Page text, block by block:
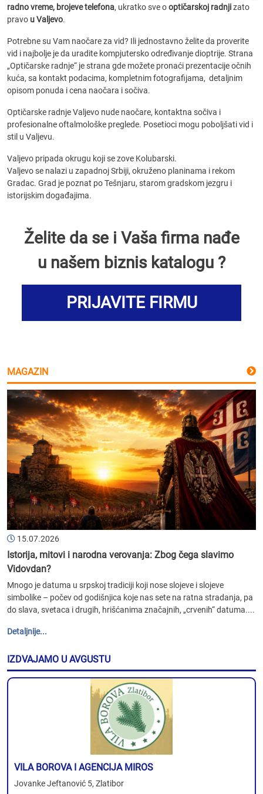
radno vreme, brojeve telefona, ukratko sve ooptičarskoj radnjizato
pravo u Valjevo.
Potrebne su Vam naočare za vid? Ili jednostavno želite da proverite
vid i najbolje je da uradite kompjutersko određivanje dioptrije. Strana
„Optičarske radnje“ je strana gde možete pronaći prezentacije očnih
kuća, sa kontakt podacima, kompletnim fotografijama, detaljnim
opisom ponuda i cena naočara i sočiva.
Optičarske radnje Valjevo nude naočare, kontaktna sočiva i
profesionalne oftalmološke preglede. Posetioci mogu poboljšati vid i
stil u Valjevu.
Valjevo pripada okrugu koji se zove Kolubarski.
Valjevo se nalazi u zapadnoj Srbiji, okruženo planinama i rekom
Gradac. Grad je poznat po Tešnjaru, starom gradskom jezgru i
istorijskim događajima.
Želite da se i Vaša firma nađe
u našem biznis katalogu ?
PRIJAVITE FIRMU
MAGAZIN
15.07.2026
Istorija, mitovi i narodna verovanja: Zbog čega slavimo
Vidovdan?
Mnogo je datuma u srpskoj tradiciji koji nose slojeve i slojeve
simbolike – počev od godišnjica koje nas sete na ratna stradanja, pa
do slava, svetaca i drugih, hrišćanima značajnih, „crvenih“ datuma....
Detaljnije...
IZDVAJAMO U AVGUSTU
VILA BOROVA I AGENCIJA MIROS
Jovanke Jeftanović 5, Zlatibor